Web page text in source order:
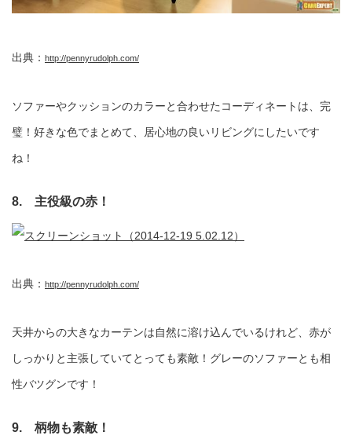
出典： http://pennyrudolph.com/
ソファーやクッションのカラーと合わせたコーディネートは、完
璧！好きな色でまとめて、居心地の良いリビングにしたいです
ね！
8. 主役級の赤！
出典： http://pennyrudolph.com/
天井からの大きなカーテンは自然に溶け込んでいるけれど、赤が
しっかりと主張していてとっても素敵！グレーのソファーとも相
性バツグンです！
9. 柄物も素敵！